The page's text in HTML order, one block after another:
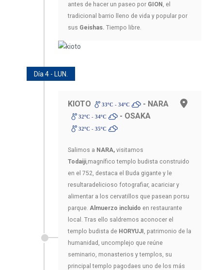
antes de hacer un paseo por GION, el
tradicional barrio lleno de vida y popular por
sus Geishas. Tiempo libre.
Día 4 - LUN.
KIOTO 33ºC - 34ºC - NARA
32ºC - 34ºC - OSAKA
32ºC - 35ºC
Salimos a NARA, visitamos
Todaiji,magnífico templo budista construido
en el 752, destaca el Buda gigante y le
resultaradelicioso fotografiar, acariciar y
alimentar a los cervatillos que pasean porsu
parque. Almuerzo incluido en restaurante
local. Tras ello saldremos aconocer el
templo budista de HORYUJI, patrimonio de la
humanidad, uncomplejo que reúne
seminario, monasterios y templos, su
principal templo pagodaes uno de los más